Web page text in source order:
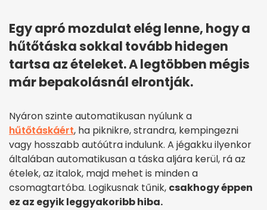
Egy apró mozdulat elég lenne, hogy a
hűtőtáska sokkal tovább hidegen
tartsa az ételeket. A legtöbben mégis
már bepakolásnál elrontják.
Nyáron szinte automatikusan nyúlunk a
hűtőtáskáért, ha piknikre, strandra, kempingezni
vagy hosszabb autóútra indulunk. A jégakku ilyenkor
általában automatikusan a táska aljára kerül, rá az
ételek, az italok, majd mehet is minden a
csomagtartóba. Logikusnak tűnik, csakhogy éppen
ez az egyik leggyakoribb hiba.